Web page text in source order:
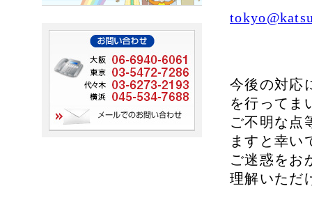
今後の対応
を行ってま
ご不明な点
ますと幸い
ご迷惑をお
理解いただ